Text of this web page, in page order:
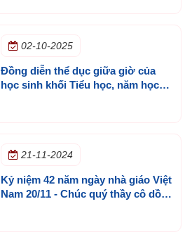
02-10-2025
Đồng diễn thể dục giữa giờ của
học sinh khối Tiểu học, năm học
21-11-2024
Kỷ niệm 42 năm ngày nhà giáo Việt
Nam 20/11 - Chúc quý thầy cô dồi